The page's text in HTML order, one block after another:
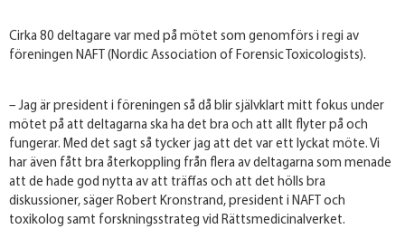
Cirka 80 deltagare var med på mötet som genomförs i regi av
föreningen NAFT (Nordic Association of Forensic Toxicologists).
– Jag är president i föreningen så då blir självklart mitt fokus under
mötet på att deltagarna ska ha det bra och att allt flyter på och
fungerar. Med det sagt så tycker jag att det var ett lyckat möte. Vi
har även fått bra återkoppling från flera av deltagarna som menade
att de hade god nytta av att träffas och att det hölls bra
diskussioner, säger Robert Kronstrand, president i NAFT och
toxikolog samt forskningsstrateg vid Rättsmedicinalverket.